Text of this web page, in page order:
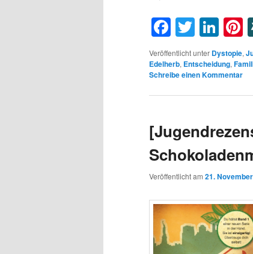
Twitter
Veröffentlicht unter Dystopie,
Edelherb, Entscheidung,
Schreibe einen Kommentar
Veröffentlicht am 21.